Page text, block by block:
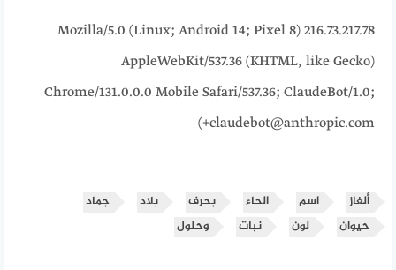
216.73.217.78 Mozilla/5.0 (Linux; Android 14; Pixel 8)
AppleWebKit/537.36 (KHTML, like Gecko)
Chrome/131.0.0.0 Mobile Safari/537.36; ClaudeBot/1.0;
+claudebot@anthropic.com)
ألغاز اسم الحاء بحرف بلاد
جماد
حيوان
لون نبات وحلول